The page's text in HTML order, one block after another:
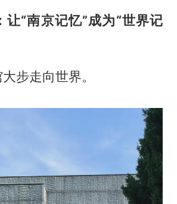
让“南京记忆”成为“世界记
步走向世界。